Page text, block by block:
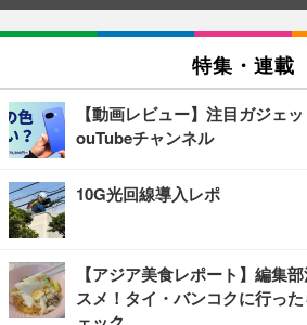
特集・連載
【動画レビュー】注目ガジェ
ouTubeチャンネル
10G光回線導入レポ
【アジア美食レポート】編集
スメ！タイ・バンコクに行っ